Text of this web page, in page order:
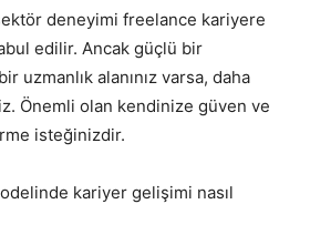
deneyimi freelance kariyere
edilir. Ancak güçlü bir
uzmanlık alanınız varsa, daha
Önemli olan kendinize güven ve
isteğinizdir.
kariyer gelişimi nasıl